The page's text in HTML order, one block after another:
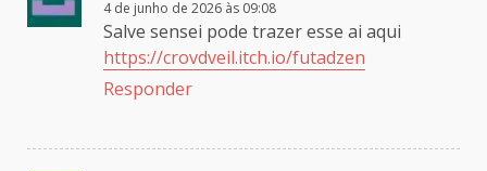
4 de junho de 2026 às 09:08
Salve sensei pode trazer esse ai aqui
https://crovdveil.itch.io/futadzen
Responder